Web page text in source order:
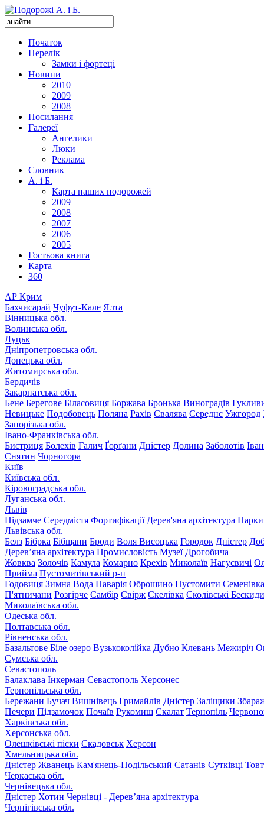
Початок
Перелік
Замки і фортеці
Новини
2010
2009
2008
Посилання
Галереї
Ангелики
Люки
Реклама
Словник
А. і Б.
Карта наших подорожей
2009
2008
2007
2006
2005
Гостьова книга
Карта
360
АР Крим
Бахчисарай Чуфут-Кале Ялта
Вінницька обл.
Волинська обл.
Луцьк
Дніпропетровська обл.
Донецька обл.
Житомирська обл.
Бердичів
Закарпатська обл.
Бене Берегове Біласовиця Боржава Бронька Виноградів
Невицьке Подобовець Поляна Рахів Свалява Середнє Ужгород
Запорізька обл.
Івано-Франківська обл.
Бистриця Болехів Галич Ґорґани Дністер Долина Заболотів
Снятин Чорногора
Київ
Київська обл.
Кіровоградська обл.
Луганська обл.
Львів
Підзамче Середмістя Фортифікації Дерев'яна архітектура Парки
Львівська обл.
Белз Бібрка Бібщани Броди Воля Висоцька Городок Дністер
Дерев’яна архітектура Промисловість Музеї Дрогобича
Жовква Золочів Камула Комарно Крехів Миколаїв Нагуєвичі
Прийма Пустомитівський р-н
Годовиця Зимна Вода Наварія Оброшино Пустомити Семенівка
П'ятничани Розгірче Самбір Свірж Скелівка Сколівські Бескиди
Миколаївська обл.
Одеська обл.
Полтавська обл.
Рівненська обл.
Базальтове Біле озеро Вузькоколійка Дубно Клевань Межиріч
Сумська обл.
Севастополь
Балаклава Інкерман Севастополь Херсонес
Тернопільська обл.
Бережани Бучач Вишнівець Гримайлів Дністер Заліщики
Печери Підзамочок Почаїв Рукомиш Скалат Тернопіль
Харківська обл.
Херсонська обл.
Олешківські піски Скадовськ Херсон
Хмельницька обл.
Дністер Жванець Кам'янець-Подільський Сатанів Сутківці
Черкаська обл.
Чернівецька обл.
Дністер Хотин Чернівці - Дерев’яна архітектура
Чернігівська обл.